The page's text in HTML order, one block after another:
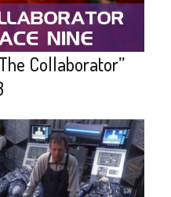
Collaborator”